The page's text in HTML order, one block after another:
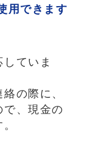
用できます
ていま
の際に、
で、現金の